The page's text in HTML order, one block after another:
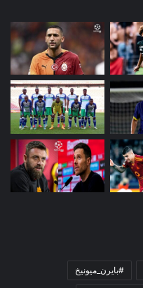
#بايرن_ميونيخ